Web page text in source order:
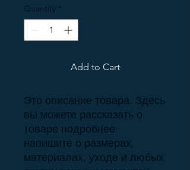
Quantity *
Add to Cart
Это описание товара. Здесь
вы можете рассказать о
товаре подробнее:
напишите о размерах,
материалах, уходе и любых